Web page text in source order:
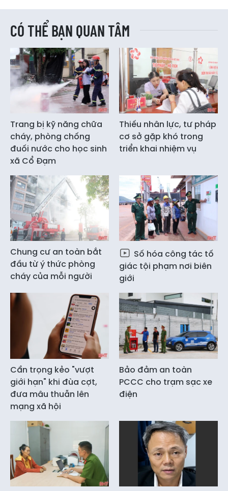
CÓ THỂ BẠN QUAN TÂM
Trang bị kỹ năng chữa
cháy, phòng chống
đuối nước cho học sinh
xã Cổ Đạm
Thiếu nhân lực, tư pháp
cơ sở gặp khó trong
triển khai nhiệm vụ
Chung cư an toàn bắt
đầu từ ý thức phòng
cháy của mỗi người
Số hóa công tác tố
giác tội phạm nơi biên
giới
Cẩn trọng kẻo "vượt
giới hạn" khi đùa cợt,
đưa mâu thuẫn lên
mạng xã hội
Bảo đảm an toàn
PCCC cho trạm sạc xe
điện